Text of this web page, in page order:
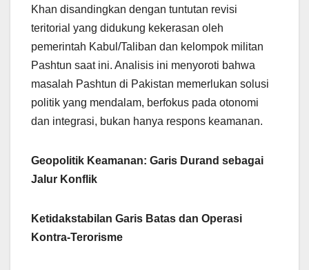
Khan disandingkan dengan tuntutan revisi
teritorial yang didukung kekerasan oleh
pemerintah Kabul/Taliban dan kelompok militan
Pashtun saat ini. Analisis ini menyoroti bahwa
masalah Pashtun di Pakistan memerlukan solusi
politik yang mendalam, berfokus pada otonomi
dan integrasi, bukan hanya respons keamanan.
Geopolitik Keamanan: Garis Durand sebagai
Jalur Konflik
Ketidakstabilan Garis Batas dan Operasi
Kontra-Terorisme